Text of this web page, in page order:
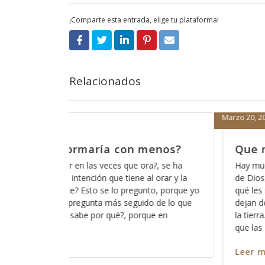
¡Comparte esta entrada, elige tu plataforma!
Relacionados
nos robe la oportunidad
cosas que las personas sospechan acerca
pero que en realidad no saben del todo para
en su vida de fe y es por eso que las
lado, como el hecho de tener buenas obras en
Muchas personas tienen la errónea idea de
Cómo
Marzo 19, 2018
A veces
de que
somos
ninguno
captar su